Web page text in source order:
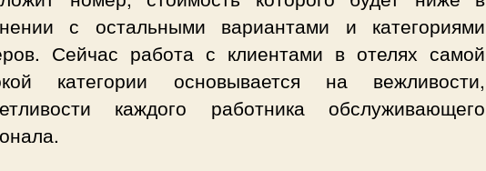
с остальными вариантами и категориями
Сейчас работа с клиентами в отелях самой
категории основывается на вежливости,
каждого работника обслуживающего